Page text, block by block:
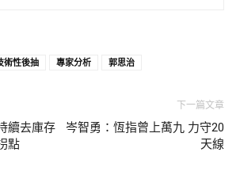
術性後抽 專家分析 郭思治
續去庫存
點
下一篇文章
岑智勇：恆指曾上萬九 力守20
天線